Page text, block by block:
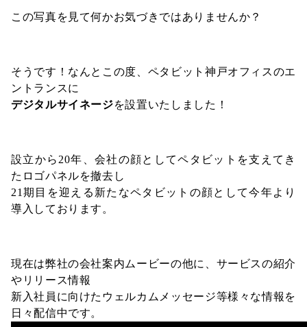
この写真を見て何かお気づきではありませんか？
そうです！なんとこの度、ペタビット神戸オフィスのエ
ントランスに
デジタルサイネージを設置いたしました！
設立から20年、会社の顔としてペタビットを支えてき
たロゴパネルを撤去し
21期目を迎える新たなペタビットの顔として今年より
導入しております。
現在は弊社の会社案内ムービーの他に、サービスの紹介
やリリース情報
新入社員に向けたウェルカムメッセージ等様々な情報を
日々配信中です。